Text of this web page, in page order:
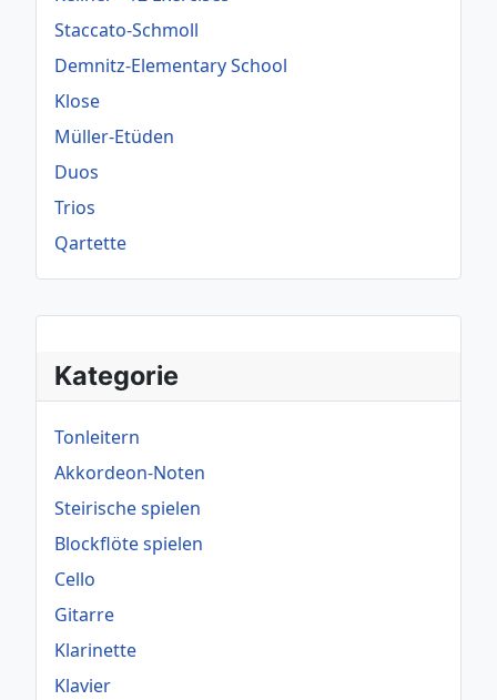
Kategorie
Tonleitern
Akkordeon-Noten
Steirische spielen
Blockflöte spielen
Cello
Gitarre
Klarinette
Klavier
Staccato-Schmoll
Demnitz-Elementary School
Klose
Müller-Etüden
Duos
Trios
Qartette